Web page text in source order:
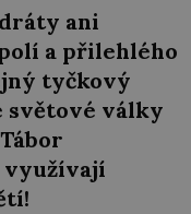
ani
a přilehlého
tyčkový
světové války
využívají